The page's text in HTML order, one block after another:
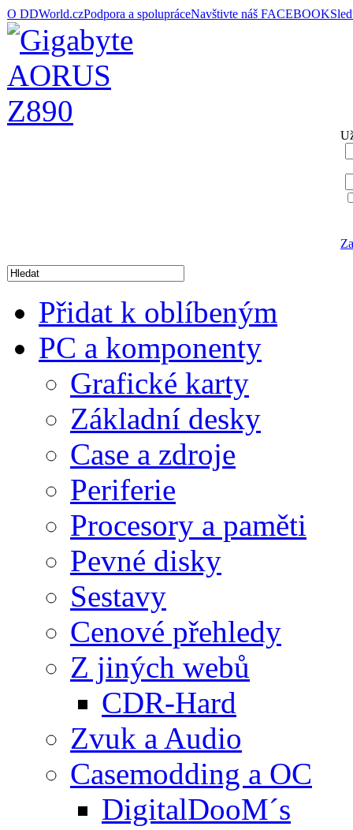
O DDWorld.czPodpora a spolupráceNavštivte náš FACEBOOK
Přidat k oblíbeným
PC a komponenty
Grafické karty
Základní desky
Case a zdroje
Periferie
Procesory a paměti
Pevné disky
Sestavy
Cenové přehledy
Z jiných webů
CDR-Hard
Zvuk a Audio
Casemodding a OC
DigitalDooM´s